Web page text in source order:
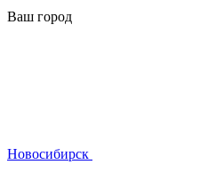
Ваш город
Новосибирск